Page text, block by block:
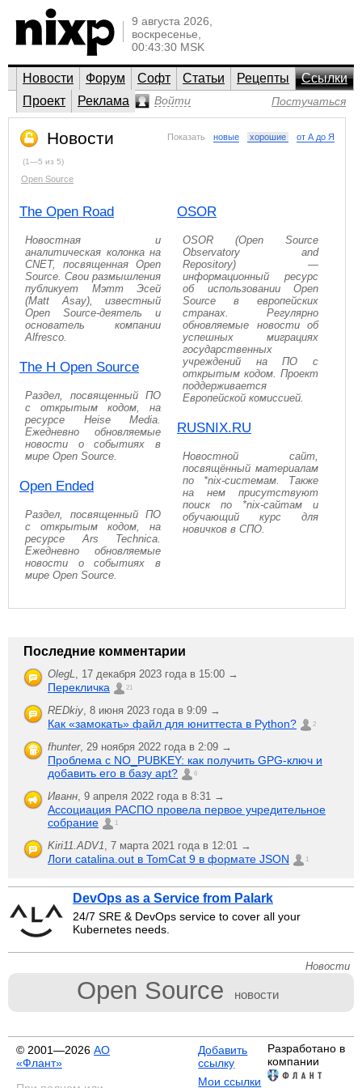
9 августа 2026,
воскресенье,
00:43:30 MSK
Новости Форум Софт Статьи Рецепты
Ссылки
Проект
Реклама Войти Постучаться
Показать новые хорошие от А до Я
Новости
(1—5 из 5)
Open Source
The Open Road
Новостная и
аналитическая колонка на
CNET, посвященная Open
Source. Свои размышления
публикует Мэтт Эсей
(Matt Asay), известный
Open Source-деятель и
основатель компании
Alfresco.
The H Open Source
Раздел, посвященный ПО
с открытым кодом, на
ресурсе Heise Media.
Ежедневно обновляемые
новости о событиях в
мире Open Source.
Open Ended
Раздел, посвященный ПО
с открытым кодом, на
ресурсе Ars Technica.
Ежедневно обновляемые
новости о событиях в
мире Open Source.
OSOR
OSOR (Open Source
Observatory and
Repository) —
информационный ресурс
об использовании Open
Source в европейских
странах. Регулярно
обновляемые новости об
успешных миграциях
государственных
учреждений на ПО с
открытым кодом. Проект
поддерживается
Европейской комиссией.
RUSNIX.RU
Новостной сайт,
посвящённый материалам
по *nix-системам. Также
на нем присутствуют
поиск по *nix-сайтам и
обучающий курс для
новичков в СПО.
Последние комментарии
OlegL, 17 декабря 2023 года в 15:00 →
Перекличка 21
REDkiy, 8 июня 2023 года в 9:09 →
Как «замокать» файл для юниттеста в Python? 2
fhunter, 29 ноября 2022 года в 2:09 →
Проблема с NO_PUBKEY: как получить GPG-ключ и
добавить его в базу apt?
6
Иванн, 9 апреля 2022 года в 8:31 →
Ассоциация РАСПО провела первое учредительное
собрание
1
Kiri11.ADV1, 7 марта 2021 года в 12:01 →
Логи catalina.out в TomCat 9 в формате JSON 1
DevOps as a Service from Palark
24/7 SRE & DevOps service to cover all your
Kubernetes needs.
Новости
Open Source новости
© 2001—2026 АО
«Флант»
Добавить
ссылку
Мои ссылки
Разработано в
компании